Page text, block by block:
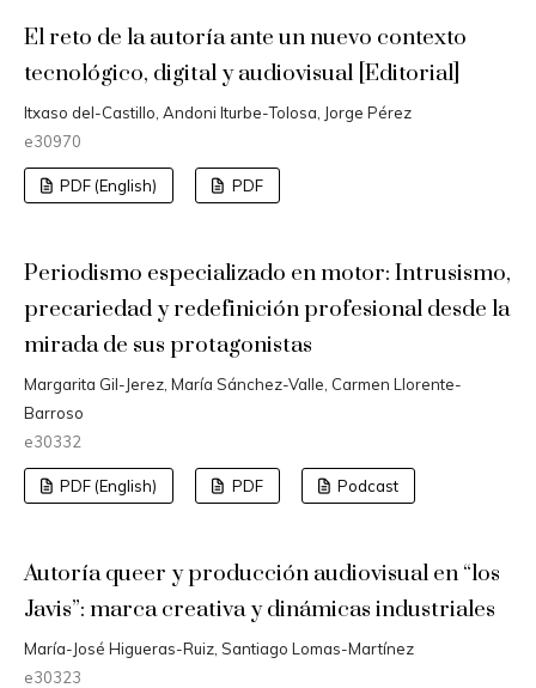
El reto de la autoría ante un nuevo contexto
tecnológico, digital y audiovisual [Editorial]
Itxaso del-Castillo, Andoni Iturbe-Tolosa, Jorge Pérez
e30970
PDF (English) PDF
Periodismo especializado en motor: Intrusismo,
precariedad y redefinición profesional desde la
mirada de sus protagonistas
Margarita Gil-Jerez, María Sánchez-Valle, Carmen Llorente-
Barroso
e30332
PDF (English) PDF Podcast
Autoría queer y producción audiovisual en “los
Javis”: marca creativa y dinámicas industriales
María-José Higueras-Ruiz, Santiago Lomas-Martínez
e30323